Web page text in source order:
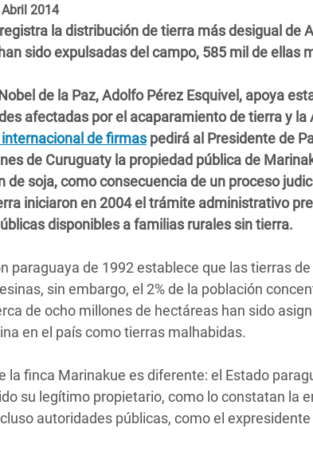
Desastres
Básicos
Rights in a
and Justice
en África Oriental
en Sudán del Sur
Crisis de Refugiados
en Bangladesh
Crisis en Siria
Crisis en Yemen
el Sufrimiento Humano que
con las violencias contra
2014
la distribución de tierra más desigual de
sido expulsadas del campo, 585 mil de ellas
de la Paz, Adolfo Pérez Esquivel, apoya
afectadas por el acaparamiento de tierra y la
de firmaspedirá al Presidente de
de Curuguaty la propiedad pública de
de soja, como consecuencia de un proceso
iniciaron en 2004 el trámite administrativo
disponibles a familias rurales sin tierra.
paraguaya de 1992 establece que las tierras
sin embargo, el 2% de la población
de ocho millones de hectáreas han sido
en el país como tierras malhabidas.
la finca Marinakue es diferente: el Estado
su legítimo propietario, como lo constatan la
autoridades públicas, como el